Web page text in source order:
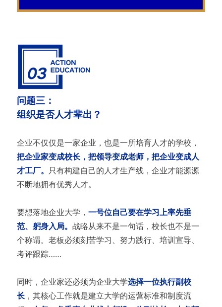
问题三：
组织是否人才辈出？
企业不仅仅是一家企业，也是一所培育人才的学校，
把企业家变成校长，把领导变成老师，把企业变成人
才工厂。
只有构建自己的人才生产线，企业才能源源
不断地拥有优秀人才。
要想落地企业大学， 一号位自己要在学习上率先垂
范、躬身入局。 战略从来不是一句话，校长也不是一
个称谓。老板必须刻苦学习、努力践行、培训宣导、
考评跟踪……
同时，企业家还必须为企业大学选择一位执行副校
长，其核心工作就是建立大学的运营标准和制度流